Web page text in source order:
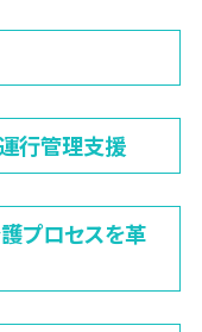
行管理支援
プロセスを革